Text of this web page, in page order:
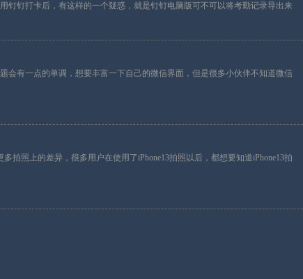
钉钉打卡后，有这样的一个疑惑，就是钉钉电脑版可不可以将考勤记录导出来
会有一点的单调，想要丰富一下自己的微信界面，但是很多小伙伴不知道微信
拍照上的差异，很多用户在使用了iPhone13拍照以后，都想要知道iPhone13拍